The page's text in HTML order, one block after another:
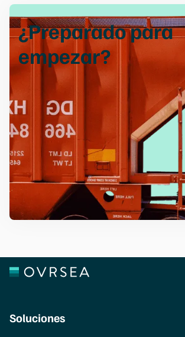
¿Preparado para
empezar?
Disfrute de una gestión de la carga
complicaciones con nuestras
innovadoras y nuestro equipo de
especializado.
Solicite una demo
Soluciones